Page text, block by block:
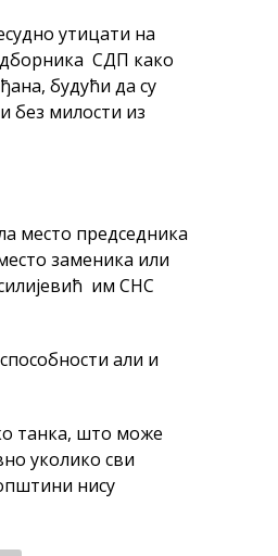
утицати на
СДП како
будући да су
без милости из
место председника
заменика или
им СНС
али и
танка, што може
уколико сви
нису